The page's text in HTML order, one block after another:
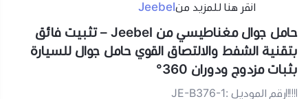
انقر هنا للمزيد منJeebel
حامل جوال مغناطيسي من Jeebel – تثبيت فائق
بتقنية الشفط والالتصاق القوي حامل جوال للسيارة
بثبات مزدوج ودوران 360°
رقم الموديل :JE-B376-1